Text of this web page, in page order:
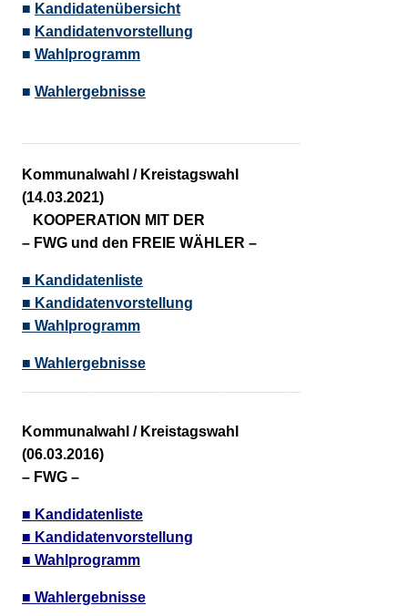
■ Kandidatenübersicht
■ Kandidatenvorstellung
■ Wahlprogramm
■ Wahlergebnisse
Kommunalwahl / Kreistagswahl
(14.03.2021)
KOOPERATION MIT DER
– FWG und den FREIE WÄHLER –
■ Kandidatenliste
■ Kandidatenvorstellung
■ Wahlprogramm
■ Wahlergebnisse
Kommunalwahl / Kreistagswahl
(06.03.2016)
– FWG –
■ Kandidatenliste
■ Kandidatenvorstellung
■ Wahlprogramm
■ Wahlergebnisse